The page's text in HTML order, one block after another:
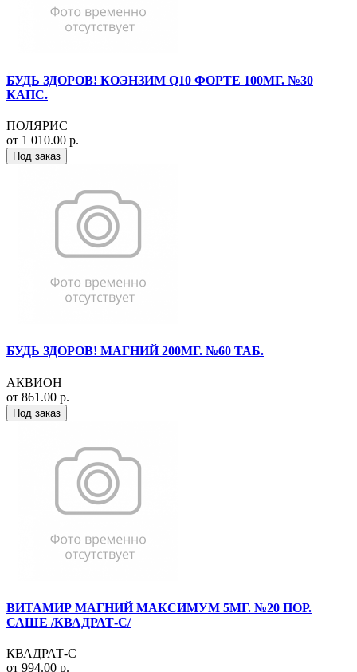
БУДЬ ЗДОРОВ! КОЭНЗИМ Q10 ФОРТЕ 100МГ. №30
КАПС.
ПОЛЯРИС
от 1 010.00 р.
Под заказ
БУДЬ ЗДОРОВ! МАГНИЙ 200МГ. №60 ТАБ.
АКВИОН
от 861.00 р.
Под заказ
ВИТАМИР МАГНИЙ МАКСИМУМ 5МГ. №20 ПОР.
САШЕ /КВАДРАТ-С/
КВАДРАТ-С
от 994.00 р.